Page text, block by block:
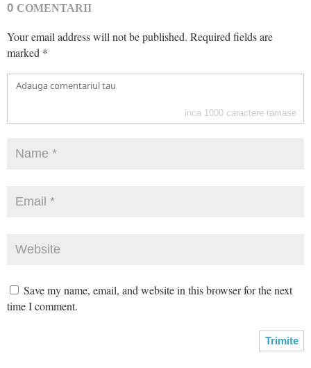
0 COMENTARII
Your email address will not be published. Required fields are
marked *
inca 1000 caractere ramase
Save my name, email, and website in this browser for the next
time I comment.